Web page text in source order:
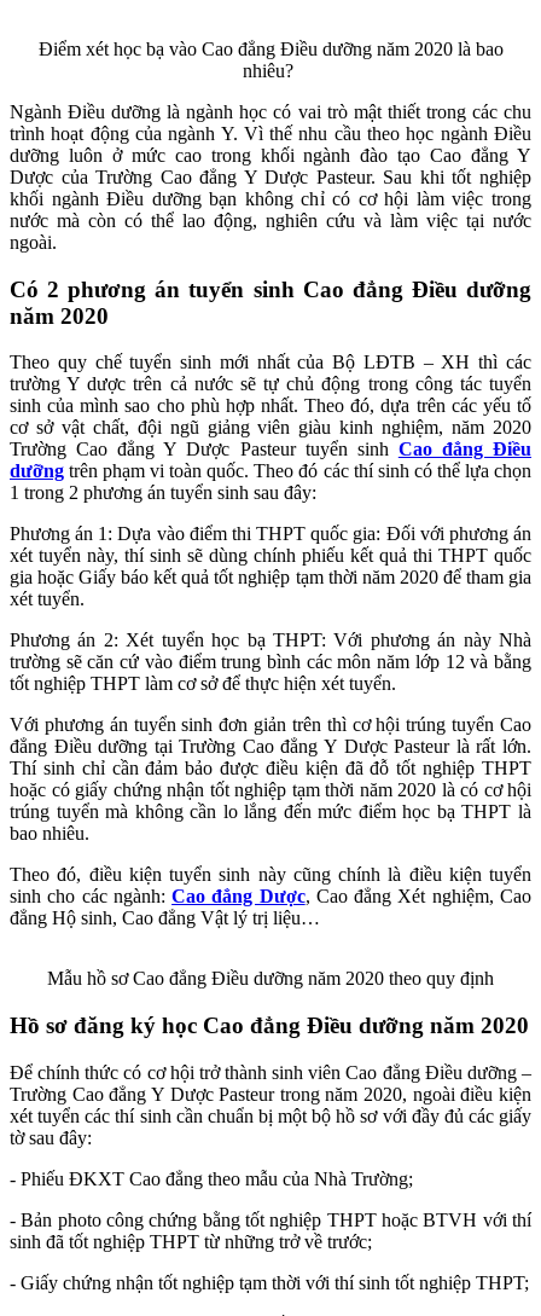
Điểm xét học bạ vào Cao đẳng Điều dưỡng năm 2020 là bao
nhiêu?
Ngành Điều dưỡng là ngành học có vai trò mật thiết trong các chu
trình hoạt động của ngành Y. Vì thế nhu cầu theo học ngành Điều
dưỡng luôn ở mức cao trong khối ngành đào tạo Cao đẳng Y
Dược của Trường Cao đẳng Y Dược Pasteur. Sau khi tốt nghiệp
khối ngành Điều dưỡng bạn không chỉ có cơ hội làm việc trong
nước mà còn có thể lao động, nghiên cứu và làm việc tại nước
ngoài.
Có 2 phương án tuyển sinh Cao đẳng Điều dưỡng
năm 2020
Theo quy chế tuyển sinh mới nhất của Bộ LĐTB – XH thì các
trường Y dược trên cả nước sẽ tự chủ động trong công tác tuyển
sinh của mình sao cho phù hợp nhất. Theo đó, dựa trên các yếu tố
cơ sở vật chất, đội ngũ giảng viên giàu kinh nghiệm, năm 2020
Trường Cao đẳng Y Dược Pasteur tuyển sinh Cao đẳng Điều
dưỡng trên phạm vi toàn quốc. Theo đó các thí sinh có thể lựa chọn
1 trong 2 phương án tuyển sinh sau đây:
Phương án 1: Dựa vào điểm thi THPT quốc gia: Đối với phương án
xét tuyển này, thí sinh sẽ dùng chính phiếu kết quả thi THPT quốc
gia hoặc Giấy báo kết quả tốt nghiệp tạm thời năm 2020 để tham gia
xét tuyển.
Phương án 2: Xét tuyển học bạ THPT: Với phương án này Nhà
trường sẽ căn cứ vào điểm trung bình các môn năm lớp 12 và bằng
tốt nghiệp THPT làm cơ sở để thực hiện xét tuyển.
Với phương án tuyển sinh đơn giản trên thì cơ hội trúng tuyển Cao
đẳng Điều dưỡng tại Trường Cao đẳng Y Dược Pasteur là rất lớn.
Thí sinh chỉ cần đảm bảo được điều kiện đã đỗ tốt nghiệp THPT
hoặc có giấy chứng nhận tốt nghiệp tạm thời năm 2020 là có cơ hội
trúng tuyển mà không cần lo lắng đến mức điểm học bạ THPT là
bao nhiêu.
Theo đó, điều kiện tuyển sinh này cũng chính là điều kiện tuyển
sinh cho các ngành:Cao đẳng Dược, Cao đẳng Xét nghiệm, Cao
đẳng Hộ sinh, Cao đẳng Vật lý trị liệu…
Mẫu hồ sơ Cao đẳng Điều dưỡng năm 2020 theo quy định
Hồ sơ đăng ký học Cao đẳng Điều dưỡng năm 2020
Để chính thức có cơ hội trở thành sinh viên Cao đẳng Điều dưỡng –
Trường Cao đẳng Y Dược Pasteur trong năm 2020, ngoài điều kiện
xét tuyển các thí sinh cần chuẩn bị một bộ hồ sơ với đầy đủ các giấy
tờ sau đây:
- Phiếu ĐKXT Cao đẳng theo mẫu của Nhà Trường;
- Bản photo công chứng bằng tốt nghiệp THPT hoặc BTVH với thí
sinh đã tốt nghiệp THPT từ những trở về trước;
- Giấy chứng nhận tốt nghiệp tạm thời với thí sinh tốt nghiệp THPT;